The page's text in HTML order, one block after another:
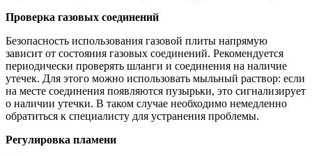
Проверка газовых соединений
Безопасность использования газовой плиты напрямую
зависит от состояния газовых соединений. Рекомендуется
периодически проверять шланги и соединения на наличие
утечек. Для этого можно использовать мыльный раствор: если
на месте соединения появляются пузырьки, это сигнализирует
о наличии утечки. В таком случае необходимо немедленно
обратиться к специалисту для устранения проблемы.
Регулировка пламени